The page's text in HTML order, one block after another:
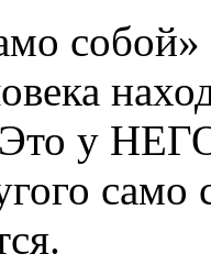
собой»
у
само